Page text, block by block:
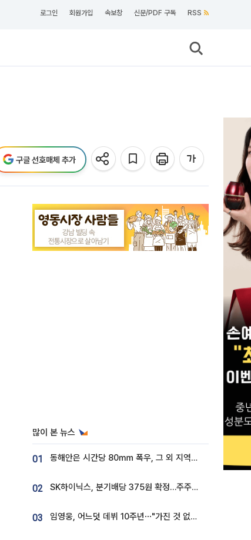
로그인 회원가입 속보창 신문/PDF 구독 RSS
구글 선호매체 추가
많이 본 뉴스
01 동해안은 시간당 80㎜ 폭우, 그 외 지역은 폭염…‘극과 극 날씨’
02 SK하이닉스, 분기배당 375원 확정…주주환원책 9월로 앞당겨 발표
03 임영웅, 어느덧 데뷔 10주년⋯"가진 것 없던 시절, 내 앞엔 20명의 팬뿐"